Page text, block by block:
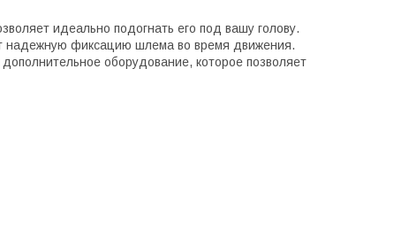
идеально подогнать его под вашу голову.
надежную фиксацию шлема во время движения.
оборудование, которое позволяет